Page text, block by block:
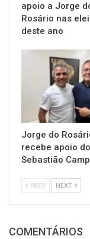
apoio a Jorge
Rosário nas
deste ano
Jorge do
recebe apoio
Sebastião
PREV NEXT
COMENTÁRIOS